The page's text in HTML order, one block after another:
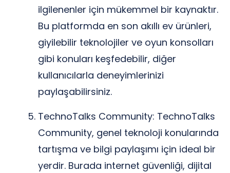
ilgilenenler için mükemmel bir kaynaktır.
Bu platformda en son akıllı ev ürünleri,
giyilebilir teknolojiler ve oyun konsolları
gibi konuları keşfedebilir, diğer
kullanıcılarla deneyimlerinizi
paylaşabilirsiniz.
TechnoTalks Community: TechnoTalks
Community, genel teknoloji konularında
tartışma ve bilgi paylaşımı için ideal bir
yerdir. Burada internet güvenliği, dijital